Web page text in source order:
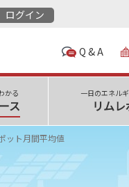
ログイン
Q & A
かる
ス
一日のエネル
リム
ット月間平均値